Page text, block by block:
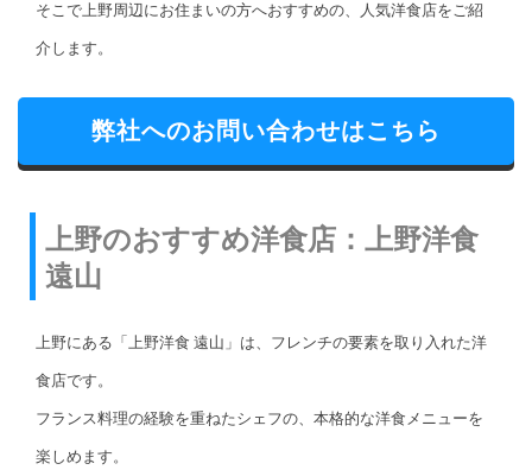
そこで上野周辺にお住まいの方へおすすめの、人気洋食店をご紹
介します。
弊社へのお問い合わせはこちら
上野のおすすめ洋食店：上野洋食
遠山
上野にある「上野洋食 遠山」は、フレンチの要素を取り入れた洋
食店です。
フランス料理の経験を重ねたシェフの、本格的な洋食メニューを
楽しめます。